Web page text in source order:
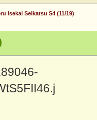
Isekai Seikatsu S4 (11/19)